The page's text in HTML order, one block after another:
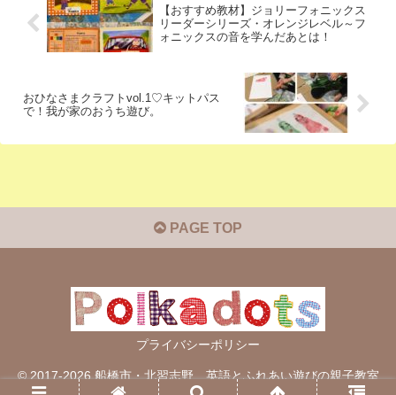
【おすすめ教材】ジョリーフォニックス
リーダーシリーズ・オレンジレベル～フ
ォニックスの音を学んだあとは！
おひなさまクラフトvol.1♡キットパス
で！我が家のおうち遊び。
PAGE TOP
プライバシーポリシー
© 2017-2026 船橋市・北習志野 英語とふれあい遊びの親子教室